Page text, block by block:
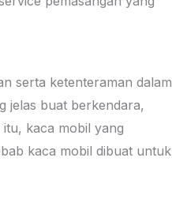
serta ketenteraman dalam
jelas buat berkendara,
kaca mobil yang
kaca mobil dibuat untuk